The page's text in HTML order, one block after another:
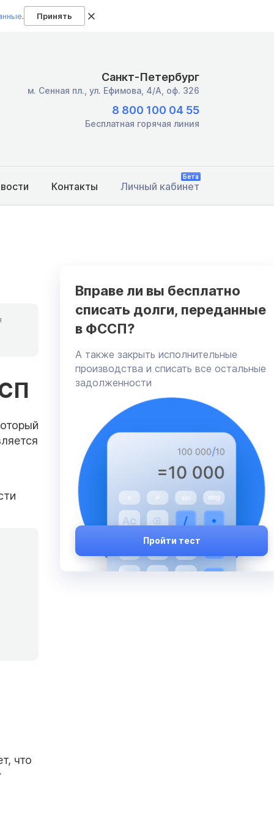
. Принять
Санкт-Петербург
м. Сенная пл., ул. Ефимова, 4/А, оф. 326
8 800 100 04 55
Бесплатная горячая линия
Контакты Личный кабинет
Бета
что
Вправе ли вы бесплатно
списать долги, переданные
в ФССП?
А также закрыть исполнительные
производства и списать все остальные
задолженности
Пройти тест